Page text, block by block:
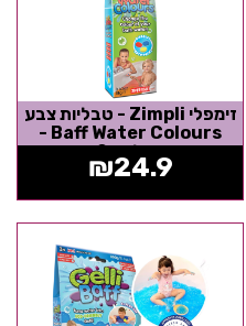
זימפלי Zimpli - טבליות צבע
Baff Water Colours -
טבליות 9
₪24.9